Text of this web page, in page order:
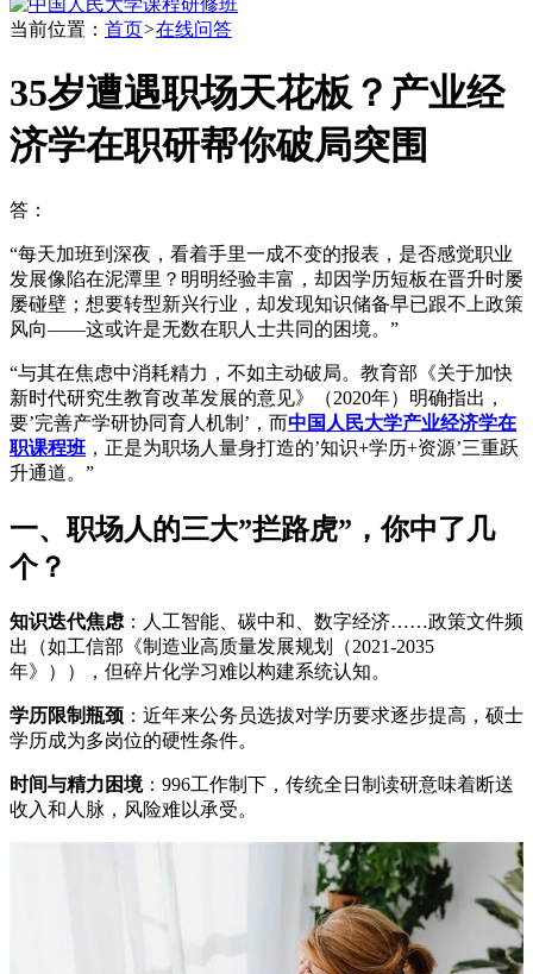
当前位置： 首页>在线问答
35岁遭遇职场天花板？产业经
济学在职研帮你破局突围
答：
“每天加班到深夜，看着手里一成不变的报表，是否感觉职业
发展像陷在泥潭里？明明经验丰富，却因学历短板在晋升时屡
屡碰壁；想要转型新兴行业，却发现知识储备早已跟不上政策
风向——这或许是无数在职人士共同的困境。”
“与其在焦虑中消耗精力，不如主动破局。教育部《关于加快
新时代研究生教育改革发展的意见》（2020年）明确指出，
要’完善产学研协同育人机制’，而中国人民大学产业经济学在
职课程班 ，正是为职场人量身打造的’知识+学历+资源’三重跃
升通道。”
一、职场人的三大”拦路虎”，你中了几
个？
知识迭代焦虑 ：人工智能、碳中和、数字经济……政策文件频
出（如工信部《制造业高质量发展规划（2021-2035
年》）），但碎片化学习难以构建系统认知。
学历限制瓶颈 ：近年来公务员选拔对学历要求逐步提高，硕士
学历成为多岗位的硬性条件。
时间与精力困境：996工作制下，传统全日制读研意味着断送
收入和人脉，风险难以承受。